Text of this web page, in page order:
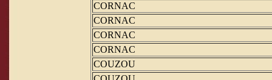
CORNAC
CORNAC
CORNAC
CORNAC
COUZOU